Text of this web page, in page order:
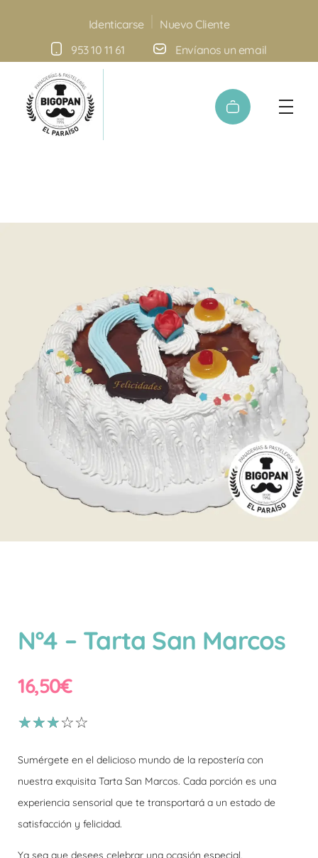
Identicarse
Nuevo Cliente
953 10 11 61
Envíanos un email
Nº4 – Tarta San Marcos
16,50€
Sumérgete en el delicioso mundo de la repostería con
nuestra exquisita Tarta San Marcos. Cada porción es una
experiencia sensorial que te transportará a un estado de
satisfacción y felicidad.
Ya sea que desees celebrar una ocasión especial,